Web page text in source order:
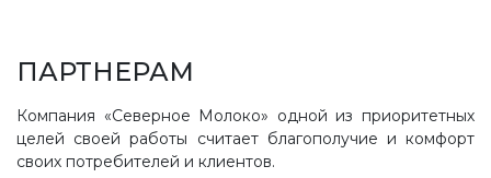
ПАРТНЕРАМ
Компания «Северное Молоко» одной из приоритетных
целей своей работы считает благополучие и комфорт
своих потребителей и клиентов.